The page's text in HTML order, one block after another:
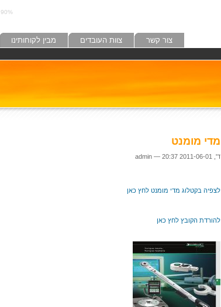
90%
מבין לקוחותינו צוות העובדים צור קשר
מדי מומנט
ד', 2011-06-01 20:37 — admin
לצפיה בקטלוג מדי מומנט לחץ כאן
להורדת הקובץ לחץ כאן